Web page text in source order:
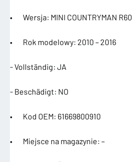
• Wersja: MINI COUNTRYMAN R60
• Rok modelowy: 2010 – 2016
- Vollständig: JA
- Beschädigt: NO
• Kod OEM: 61669800910
• Miejsce na magazynie: –